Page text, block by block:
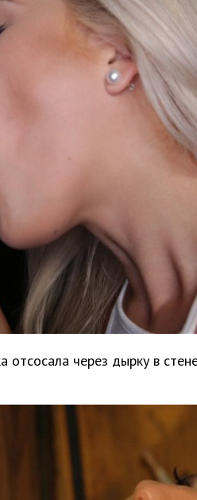
отсосала через дырку в